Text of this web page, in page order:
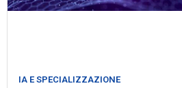
IA E SPECIALIZZAZIONE